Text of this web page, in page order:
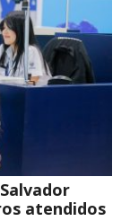
atendidos